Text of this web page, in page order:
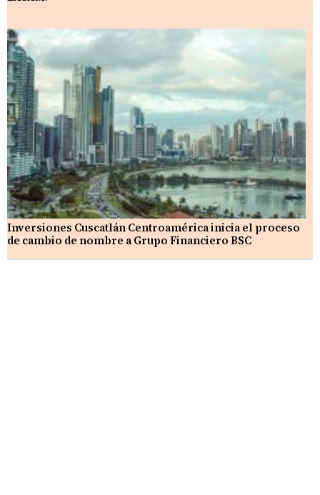
Inversiones Cuscatlán Centroamérica inicia el proceso
de cambio de nombre a Grupo Financiero BSC